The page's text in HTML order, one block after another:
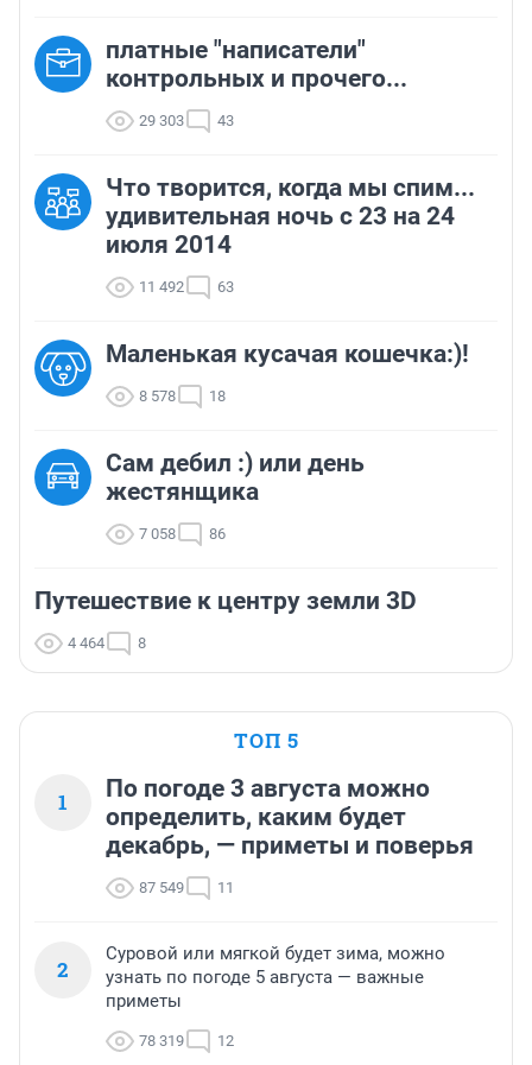
платные "написатели"
контрольных и прочего...
29 303 43
Что творится, когда мы спим...
удивительная ночь с 23 на 24
июля 2014
11 492 63
Маленькая кусачая кошечка:)!
8 578 18
Сам дебил :) или день
жестянщика
7 058 86
Путешествие к центру земли 3D
4 464 8
ТОП 5
1
По погоде 3 августа можно
определить, каким будет
декабрь, — приметы и поверья
87 549 11
2
Суровой или мягкой будет зима, можно
узнать по погоде 5 августа — важные
приметы
78 319 12